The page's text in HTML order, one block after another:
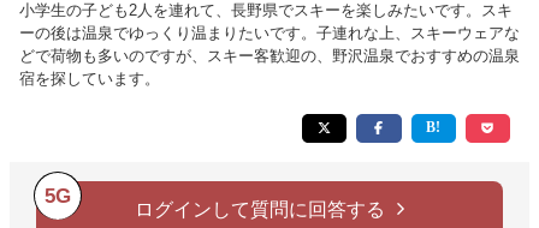
小学生の子ども2人を連れて、長野県でスキーを楽しみたいです。スキ
ーの後は温泉でゆっくり温まりたいです。子連れな上、スキーウェアな
どで荷物も多いのですが、スキー客歓迎の、野沢温泉でおすすめの温泉
宿を探しています。
5G
ログインして質問に回答する